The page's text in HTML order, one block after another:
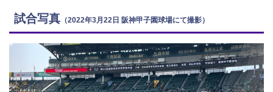
試合写真 （2022年3月22日 阪神甲子園球場にて撮影）